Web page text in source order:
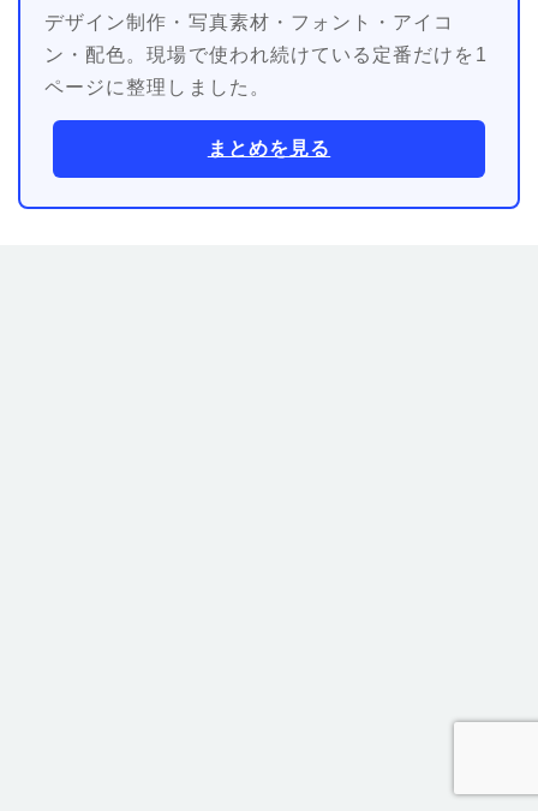
デザイン制作・写真素材・フォント・アイコ
ン・配色。現場で使われ続けている定番だけを1
ページに整理しました。
まとめを見る